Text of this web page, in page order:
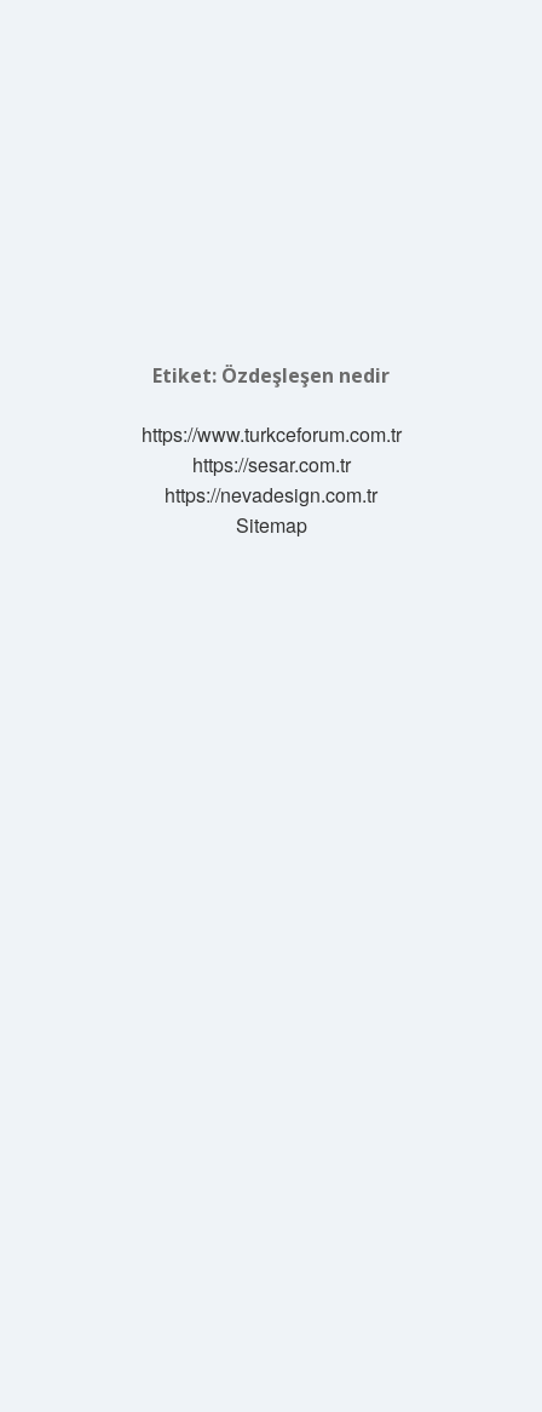
Etiket: Özdeşleşen nedir
https://www.turkceforum.com.tr
https://sesar.com.tr
https://nevadesign.com.tr
Sitemap